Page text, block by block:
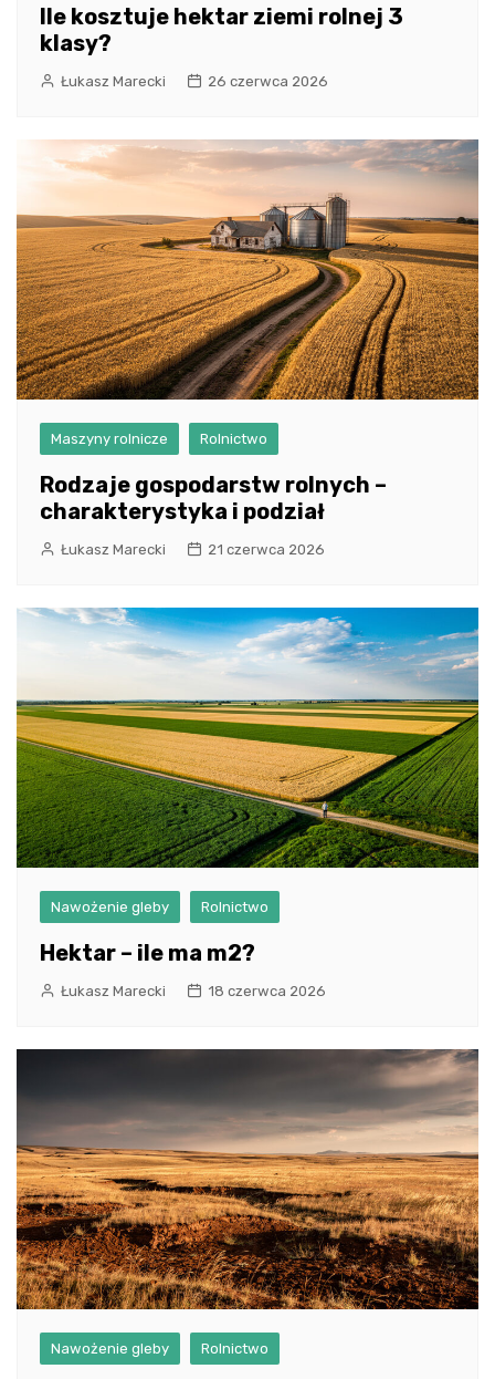
Ile kosztuje hektar ziemi rolnej 3
klasy?
Łukasz Marecki 26 czerwca 2026
Maszyny rolnicze Rolnictwo
Rodzaje gospodarstw rolnych –
charakterystyka i podział
Łukasz Marecki 21 czerwca 2026
Nawożenie gleby Rolnictwo
Hektar – ile ma m2?
Łukasz Marecki 18 czerwca 2026
Nawożenie gleby Rolnictwo